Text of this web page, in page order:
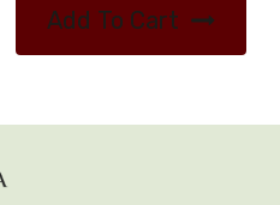
Add To Cart